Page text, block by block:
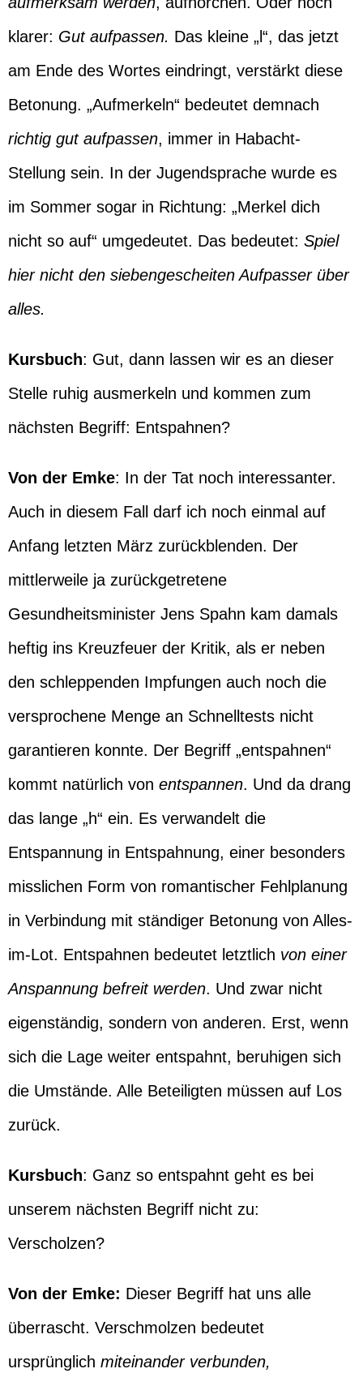
klarer: Gut aufpassen. Das kleine „l“, das jetzt
am Ende des Wortes eindringt, verstärkt diese
Betonung. „Aufmerkeln“ bedeutet demnach
richtig gut aufpassen, immer in Habacht-
Stellung sein. In der Jugendsprache wurde es
im Sommer sogar in Richtung: „Merkel dich
nicht so auf“ umgedeutet. Das bedeutet: Spiel
hier nicht den siebengescheiten Aufpasser über
alles.
Kursbuch: Gut, dann lassen wir es an dieser
Stelle ruhig ausmerkeln und kommen zum
nächsten Begriff: Entspahnen?
Von der Emke: In der Tat noch interessanter.
Auch in diesem Fall darf ich noch einmal auf
Anfang letzten März zurückblenden. Der
mittlerweile ja zurückgetretene
Gesundheitsminister Jens Spahn kam damals
heftig ins Kreuzfeuer der Kritik, als er neben
den schleppenden Impfungen auch noch die
versprochene Menge an Schnelltests nicht
garantieren konnte. Der Begriff „entspahnen“
kommt natürlich von entspannen. Und da drang
das lange „h“ ein. Es verwandelt die
Entspannung in Entspahnung, einer besonders
misslichen Form von romantischer Fehlplanung
in Verbindung mit ständiger Betonung von Alles-
im-Lot. Entspahnen bedeutet letztlich von einer
Anspannung befreit werden. Und zwar nicht
eigenständig, sondern von anderen. Erst, wenn
sich die Lage weiter entspahnt, beruhigen sich
die Umstände. Alle Beteiligten müssen auf Los
zurück.
Kursbuch: Ganz so entspahnt geht es bei
unserem nächsten Begriff nicht zu:
Verscholzen?
Von der Emke: Dieser Begriff hat uns alle
überrascht. Verschmolzen bedeutet
ursprünglich miteinander verbunden,